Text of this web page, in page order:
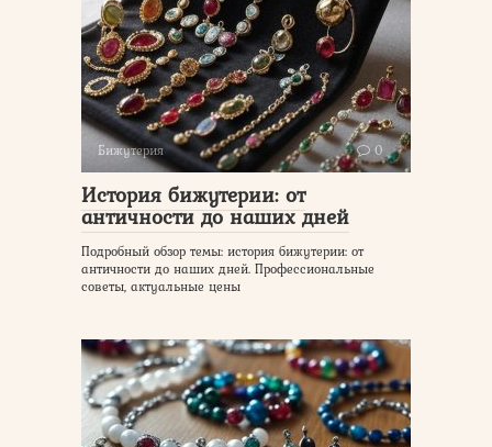
Бижутерия 0
История бижутерии: от
античности до наших дней
Подробный обзор темы: история бижутерии: от
античности до наших дней. Профессиональные
советы, актуальные цены